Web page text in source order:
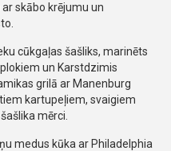
skābo krējumu un
cūkgaļas šašliks, marinēts
un Karstdzimis
grilā ar Manenburg
kartupeļiem, svaigiem
mērci.
medus kūka ar Philadelphia